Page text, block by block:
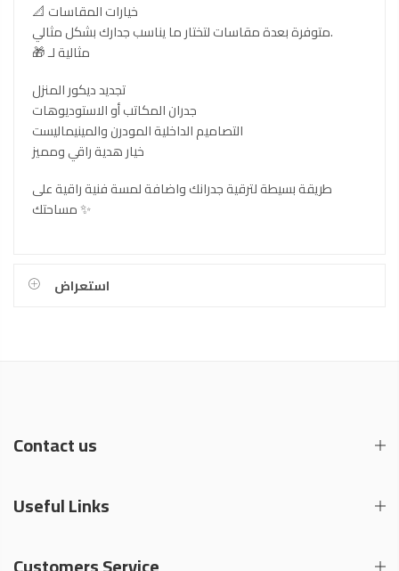
📐 خيارات المقاسات
متوفرة بعدة مقاسات لتختار ما يناسب جدارك بشكل مثالي.
🎁 مثالية لـ
تجديد ديكور المنزل
جدران المكاتب أو الاستوديوهات
التصاميم الداخلية المودرن والمينيماليست
خيار هدية راقي ومميز
طريقة بسيطة لترقية جدرانك واضافة لمسة فنية راقية على
مساحتك ✨
استعراض
Contact us
Useful Links